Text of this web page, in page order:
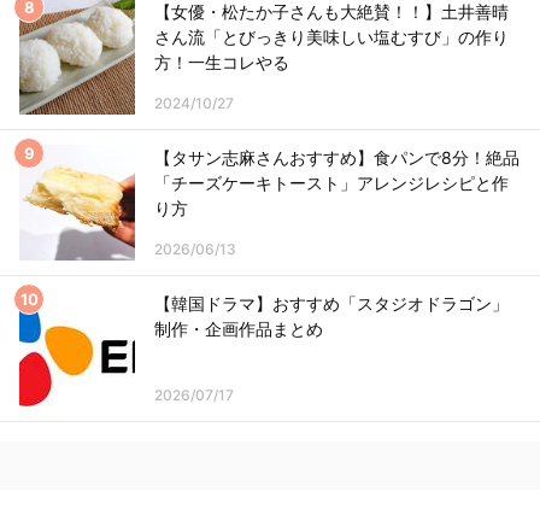
【女優・松たか子さんも大絶賛！！】土井善晴
さん流「とびっきり美味しい塩むすび」の作り
方！一生コレやる
2024/10/27
【タサン志麻さんおすすめ】食パンで8分！絶品
「チーズケーキトースト」アレンジレシピと作
り方
2026/06/13
【韓国ドラマ】おすすめ「スタジオドラゴン」
制作・企画作品まとめ
2026/07/17